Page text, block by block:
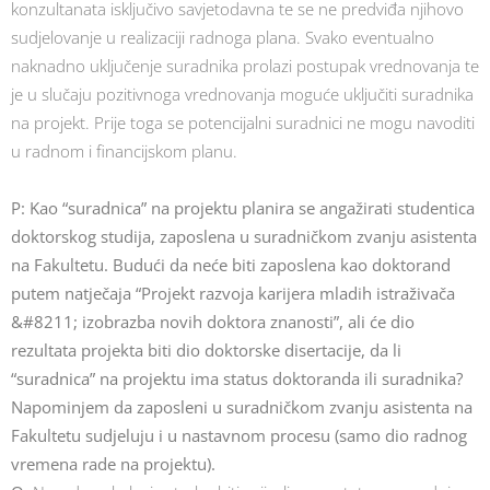
konzultanata isključivo savjetodavna te se ne predviđa njihovo
sudjelovanje u realizaciji radnoga plana. Svako eventualno
naknadno uključenje suradnika prolazi postupak vrednovanja te
je u slučaju pozitivnoga vrednovanja moguće uključiti suradnika
na projekt. Prije toga se potencijalni suradnici ne mogu navoditi
u radnom i financijskom planu.
P: Kao “suradnica” na projektu planira se angažirati studentica
doktorskog studija, zaposlena u suradničkom zvanju asistenta
na Fakultetu. Budući da neće biti zaposlena kao doktorand
putem natječaja “Projekt razvoja karijera mladih istraživača
&#8211; izobrazba novih doktora znanosti”, ali će dio
rezultata projekta biti dio doktorske disertacije, da li
“suradnica” na projektu ima status doktoranda ili suradnika?
Napominjem da zaposleni u suradničkom zvanju asistenta na
Fakultetu sudjeluju i u nastavnom procesu (samo dio radnog
vremena rade na projektu).